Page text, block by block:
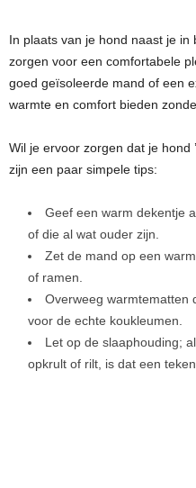
In plaats van je hond naast je
zorgen voor een comfortabele
goed geïsoleerde mand of een
warmte en comfort bieden
Wil je ervoor zorgen dat je hond
zijn een paar simpele tips:
Geef een warm dekentje
of die al wat ouder zijn.
Zet de mand op een
of ramen.
Overweeg warmtematten
voor de echte koukleumen.
Let op de slaaphouding;
opkrult of rilt, is dat een